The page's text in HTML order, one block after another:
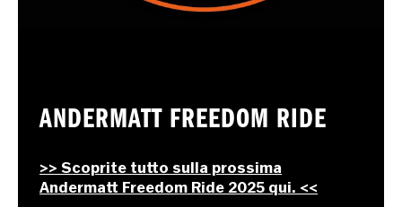
ANDERMATT FREEDOM RIDE
>> Scoprite tutto sulla prossima
Andermatt Freedom Ride 2025 qui. <<